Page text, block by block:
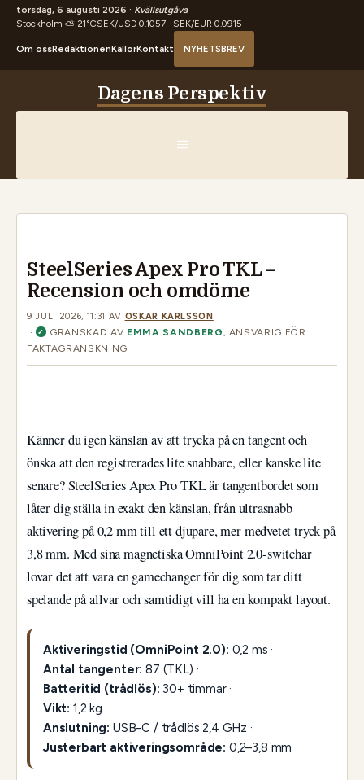
torsdag, 6 augusti 2026 · Kvällsutgåva
Stockholm ⛅ 21°CSEK/USD 0.1057 · SEK/EUR 0.0915
Om ossRedaktionenKällorKontakt NYHETSBREV
Dagens Perspektiv
MENY
SteelSeries Apex Pro TKL –
Recension och omdöme
9 JULI 2026, 11:31 AV OSKAR KARLSSON
· ✓ GRANSKAD AV EMMA SANDBERG , ANSVARIG FÖR
FAKTAGRANSKNING
Känner du igen känslan av att trycka på en tangent och
önska att den registrerades lite snabbare, eller kanske lite
senare? SteelSeries Apex Pro TKL är tangentbordet som
låter dig ställa in exakt den känslan, från ultrasnabb
aktivering på 0,2 mm till ett djupare, mer medvetet tryck på
3,8 mm. Med sina magnetiska OmniPoint 2.0-switchar
lovar det att vara en gamechanger för dig som tar ditt
spelande på allvar och samtidigt vill ha en kompakt layout.
Aktiveringstid (OmniPoint 2.0): 0,2 ms ·
Antal tangenter: 87 (TKL) ·
Batteritid (trådlös): 30+ timmar ·
Vikt: 1,2 kg ·
Anslutning: USB-C / trådlös 2,4 GHz ·
Justerbart aktiveringsområde: 0,2–3,8 mm